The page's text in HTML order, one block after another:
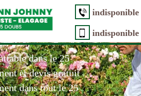
indisponible
indisponible
dans le 25
et devis gratuit
dans tout le 25